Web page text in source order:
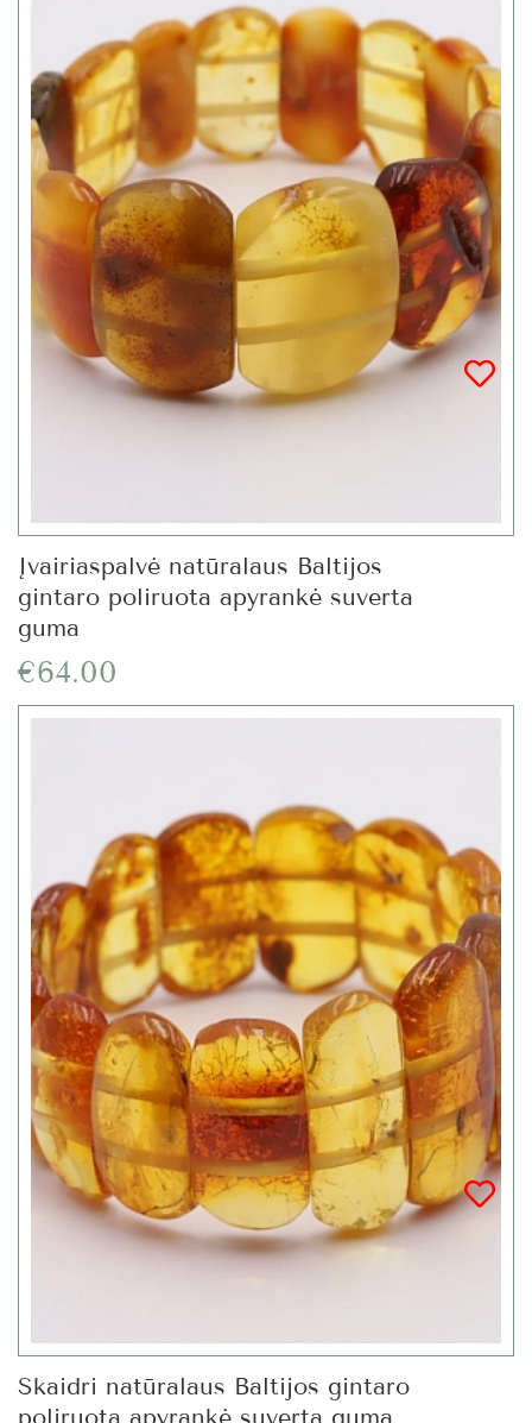
Įvairiaspalvė natūralaus Baltijos
gintaro poliruota apyrankė suverta
guma
€64.00
Skaidri natūralaus Baltijos gintaro
poliruota apyrankė suverta guma